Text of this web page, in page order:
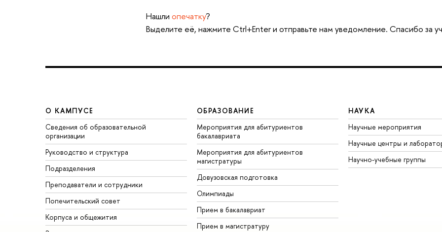
Нашли опечатку?
Выделите её, нажмите Ctrl+Enter и отправьте нам уведомление. Спасибо за
О КАМПУСЕ
Сведения об образовательной
организации
Руководство и структура
Подразделения
Преподаватели и сотрудники
Попечительский совет
Корпуса и общежития
ОБРАЗОВАНИЕ
Мероприятия для абитуриентов
бакалавриата
Мероприятия для абитуриентов
магистратуры
Довузовская подготовка
Олимпиады
Прием в бакалавриат
Прием в магистратуру
НАУКА
Научные мероприятия
Научные центры и
Научно-учебные группы